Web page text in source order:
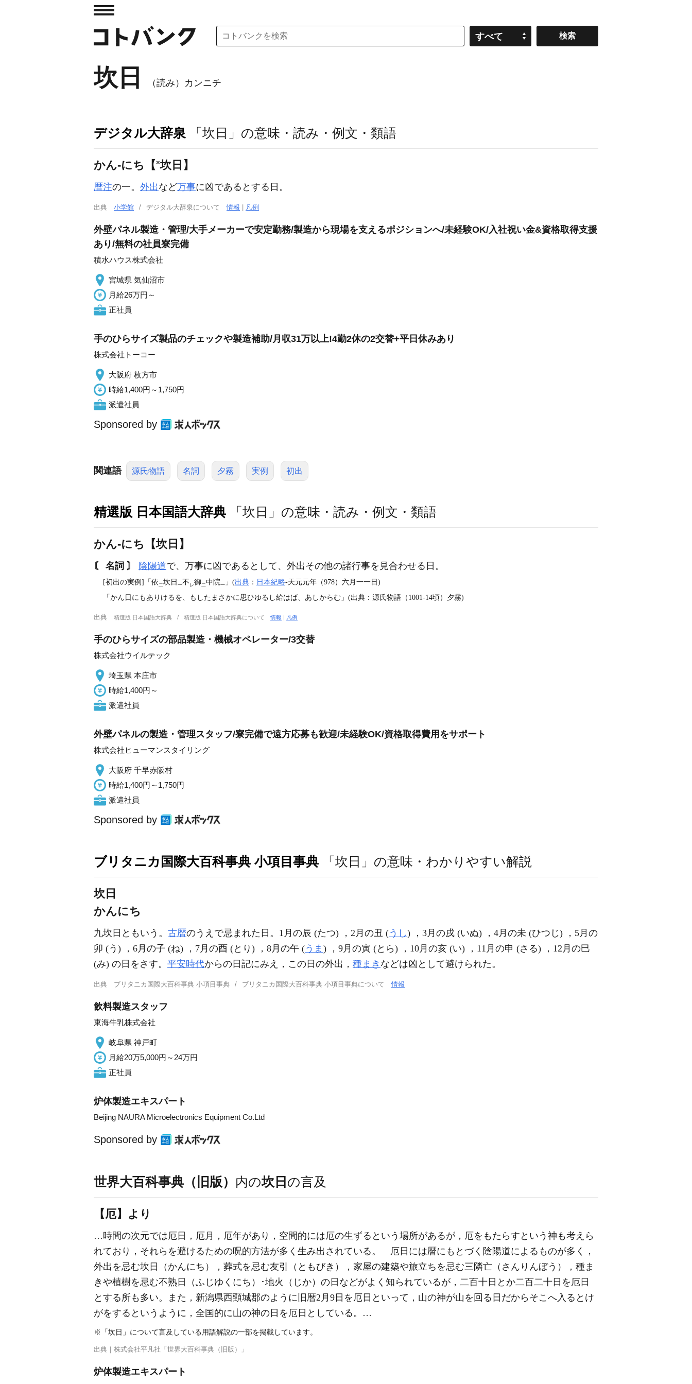
すべて
坎日 （読み）カンニチ
デジタル大辞泉 「坎日」の意味・読み・例文・類語
かん‐にち【 ×坎日】
暦注の一。 外出など万事に凶であるとする日。
出典 小学館 デジタル大辞泉について情報 凡例
外壁パネル製造・管理/大手メーカーで安定勤務/製造から現場を支えるポジションへ/未経験OK/入社祝い金&資格取得支援
あり/無料の社員寮完備
積水ハウス株式会社
宮城県 気仙沼市
月給26万円～
正社員
手のひらサイズ製品のチェックや製造補助/月収31万以上!4勤2休の2交替+平日休みあり
株式会社トーコー
大阪府 枚方市
時給1,400円～1,750円
派遣社員
Sponsored by
関連語 源氏物語 名詞 夕霧 実例 初出
精選版 日本国語大辞典 「坎日」の意味・読み・例文・類語
かん‐にち【坎日】
〘 名詞 〙 陰陽道で、万事に凶であるとして、外出その他の諸行事を見合わせる日。
[初出の実例]「依 二坎日 一不 レ御 二中院一 」(出典 ： 日本紀略‐天元元年（978）六月一一日)
「かん日にもありけるを、もしたまさかに思ひゆるし給はば、あしからむ」(出典：源氏物語（1001‐14頃）夕霧)
出典 精選版 日本国語大辞典 精選版 日本国語大辞典について情報 | 凡例
手のひらサイズの部品製造・機械オペレーター/3交替
株式会社ウイルテック
埼玉県 本庄市
時給1,400円～
派遣社員
外壁パネルの製造・管理スタッフ/寮完備で遠方応募も歓迎/未経験OK/資格取得費用をサポート
株式会社ヒューマンスタイリング
大阪府 千早赤阪村
時給1,400円～1,750円
派遣社員
Sponsored by
ブリタニカ国際大百科事典 小項目事典 「坎日」の意味・わかりやすい解説
坎日
かんにち
九坎日ともいう。 古暦のうえで忌まれた日。1月の辰 (たつ) ，2月の丑 (うし) ，3月の戌 (いぬ) ，4月の未 (ひつじ) ，5月の
卯 (う) ，6月の子 (ね) ，7月の酉 (とり) ，8月の午 (うま ) ，9月の寅 (とら) ，10月の亥 (い) ，11月の申 (さる) ，12月の巳
(み) の日をさす。 平安時代からの日記にみえ，この日の外出， 種まき などは凶として避けられた。
出典 ブリタニカ国際大百科事典 小項目事典 ブリタニカ国際大百科事典 小項目事典について情報
飲料製造スタッフ
東海牛乳株式会社
岐阜県 神戸町
月給20万5,000円～24万円
正社員
炉体製造エキスパート
Beijing NAURA Microelectronics Equipment Co.Ltd
Sponsored by
世界大百科事典（旧版） 内の坎日 の言及
【厄】より
…時間の次元では厄日，厄月，厄年があり，空間的には厄の生ずるという場所があるが，厄をもたらすという神も考えら
れており，それらを避けるための呪的方法が多く生み出されている。 厄日には暦にもとづく陰陽道によるものが多く，
外出を忌む坎日（かんにち），葬式を忌む友引（ともびき），家屋の建築や旅立ちを忌む三隣亡（さんりんぼう），種ま
きや植樹を忌む不熟日（ふじゆくにち）･地火（じか）の日などがよく知られているが，二百十日とか二百二十日を厄日
とする所も多い。また，新潟県西頸城郡のように旧暦2月9日を厄日といって，山の神が山を回る日だからそこへ入るとけ
がをするというように，全国的に山の神の日を厄日としている。…
※「坎日」について言及している用語解説の一部を掲載しています。
出典｜ 株式会社平凡社「世界大百科事典（旧版）」
炉体製造エキスパート